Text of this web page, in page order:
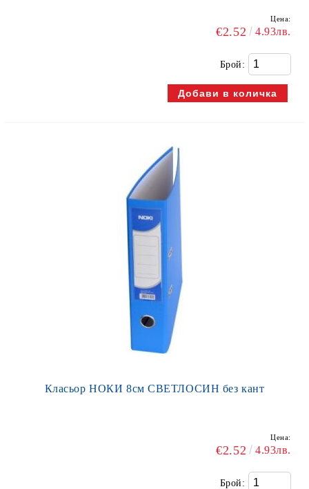
Цена:
€2.52 4.93лв.
Брой:
Класьор НОКИ 8см СВЕТЛОСИН без кант
Цена:
€2.52 4.93лв.
Брой: